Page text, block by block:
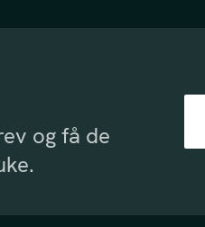
og få de